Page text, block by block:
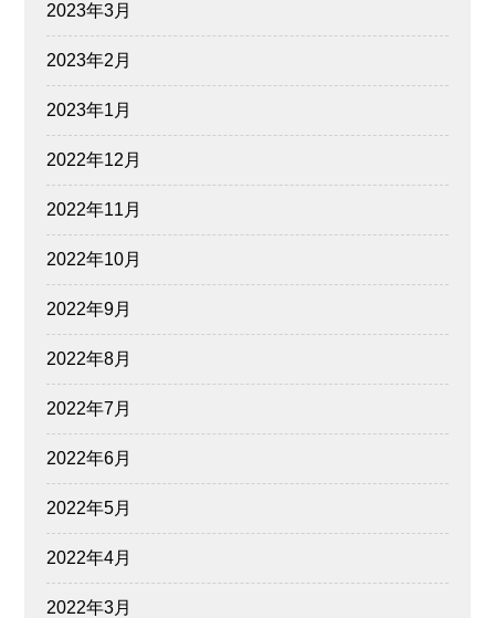
2023年3月
2023年2月
2023年1月
2022年12月
2022年11月
2022年10月
2022年9月
2022年8月
2022年7月
2022年6月
2022年5月
2022年4月
2022年3月